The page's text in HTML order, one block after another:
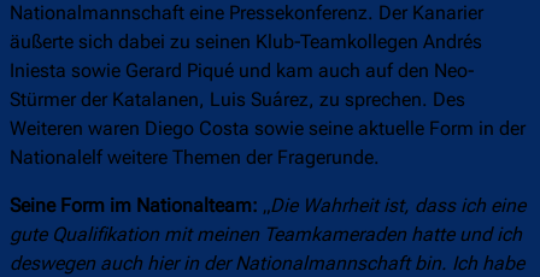
Nationalmannschaft eine Pressekonferenz. Der Kanarier
äußerte sich dabei zu seinen Klub-Teamkollegen Andrés
Iniesta sowie Gerard Piqué und kam auch auf den Neo-
Stürmer der Katalanen, Luis Suárez, zu sprechen. Des
Weiteren waren Diego Costa sowie seine aktuelle Form in der
Nationalelf weitere Themen der Fragerunde.
Seine Form im Nationalteam: „Die Wahrheit ist, dass ich eine
gute Qualifikation mit meinen Teamkameraden hatte und ich
deswegen auch hier in der Nationalmannschaft bin. Ich habe